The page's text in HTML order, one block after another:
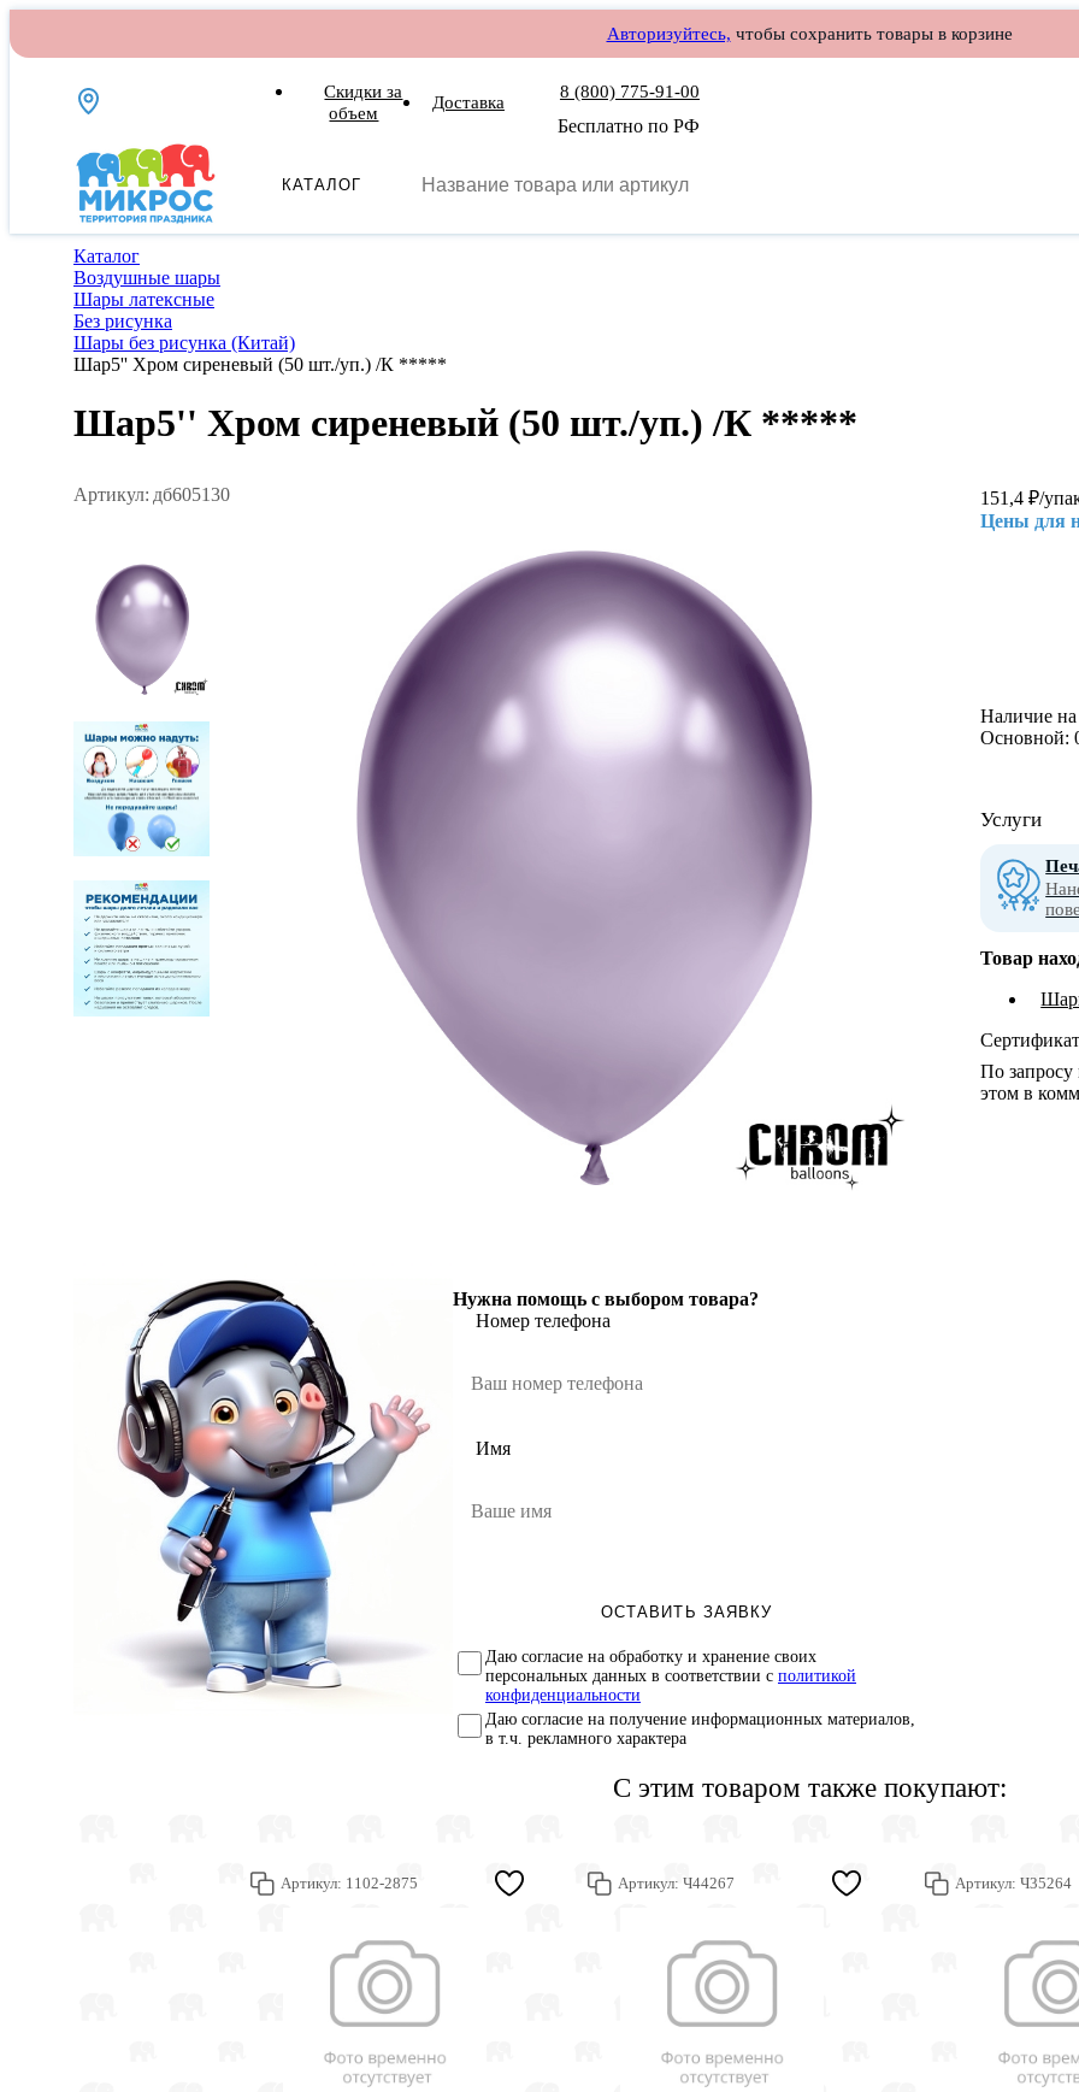
Авторизуйтесь, чтобы сохранить товары в корзине
Скидки за
объем
Доставка
8 (800) 775-91-00
Бесплатно по РФ
КАТАЛОГ
Каталог
Воздушные шары
Шары латексные
Без рисунка
Шары без рисунка (Китай)
Шар5'' Хром сиреневый (50 шт./уп.) /К *****
Шар5'' Хром сиреневый (50 шт./уп.) /К *****
Артикул: дб605130
Нужна помощь с выбором товара?
Номер телефона
Имя
ОСТАВИТЬ ЗАЯВКУ
Даю согласие на обработку и хранение своих
персональных данных в соответствии с политикой
конфиденциальности
Даю согласие на получение информационных материалов,
в т.ч. рекламного характера
151,4₽/
Цены для
Наличие на
Основной:
Услуги
Товар
Сертификат
По
этом в
С этим товаром также покупают:
Артикул: 1102-2875 Артикул: Ч44267 Артикул: Ч35264